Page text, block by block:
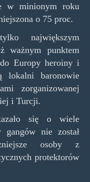
w minionym roku
o 75 proc.
największym
ważnym punktem
Europy heroiny i
lokalni baronowie
zorganizowanej
i Turcji.
się o wiele
nie został
osoby z
protektorów